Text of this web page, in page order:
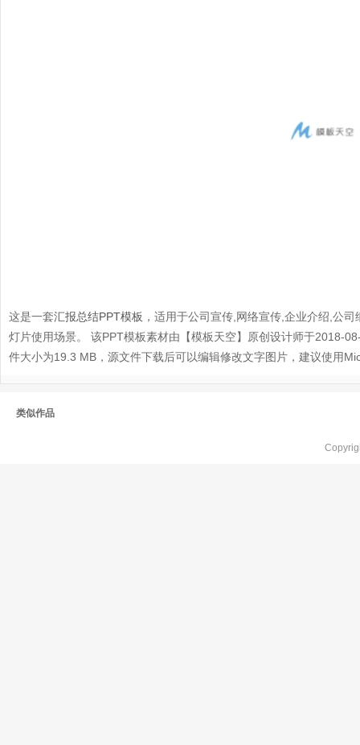
这是一套汇报总结PPT模板 ，适用于公司宣传,网络宣传,企业介绍,公
灯片使用场景。 该PPT模板素材由【模板天空】原创设计师于2018-
件大小为19.3 MB，源文件下载后可以编辑修改文字图片，建议使用
类似作品